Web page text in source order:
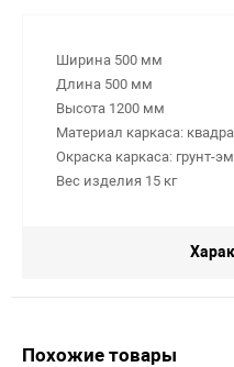
Ширина 500 мм
Длина 500 мм
Высота 1200 мм
Материал каркаса:
Окраска каркаса: грунт-
Вес изделия 15 кг
Похожие товары